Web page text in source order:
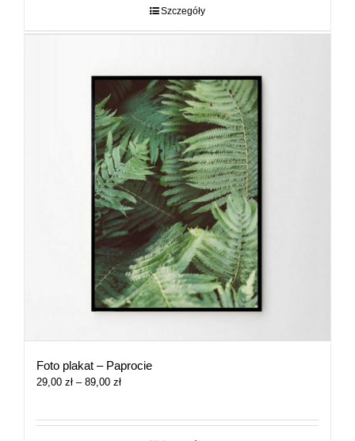
Szczegóły
Foto plakat – Paprocie
29,00 zł – 89,00 złZakres
29,00 zł